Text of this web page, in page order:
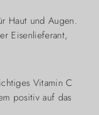
Haut und Augen.
Eisenlieferant,
Vitamin C
positiv auf das